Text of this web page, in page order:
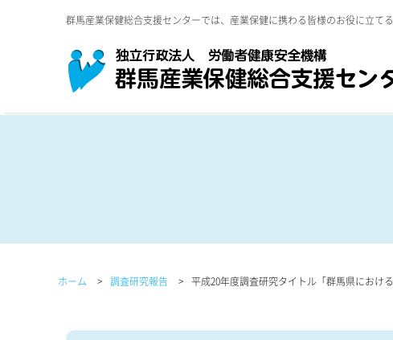
群馬産業保健総合支援センターでは、産業保健に携わる皆様のお役に立て
ホーム 調査研究報告 平成20年度調査研究タイトル「群馬県におけ